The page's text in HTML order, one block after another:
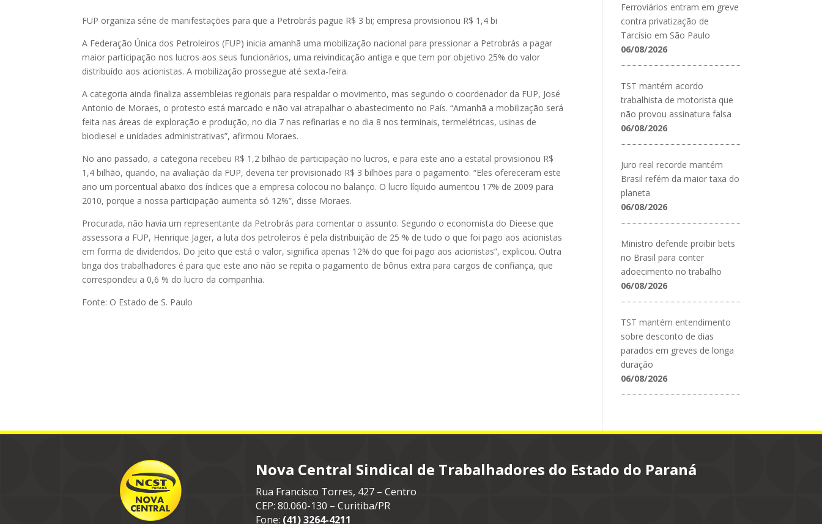
FUP organiza série de manifestações para que a Petrobrás pague R$ 3 bi; empresa provisionou R$ 1,4 bi
A Federação Única dos Petroleiros (FUP) inicia amanhã uma mobilização nacional para pressionar a Petrobrás a pagar
maior participação nos lucros aos seus funcionários, uma reivindicação antiga e que tem por objetivo 25% do valor
distribuído aos acionistas. A mobilização prossegue até sexta-feira.
A categoria ainda finaliza assembleias regionais para respaldar o movimento, mas segundo o coordenador da FUP, José
Antonio de Moraes, o protesto está marcado e não vai atrapalhar o abastecimento no País. “Amanhã a mobilização será
feita nas áreas de exploração e produção, no dia 7 nas refinarias e no dia 8 nos terminais, termelétricas, usinas de
biodiesel e unidades administrativas”, afirmou Moraes.
No ano passado, a categoria recebeu R$ 1,2 bilhão de participação no lucros, e para este ano a estatal provisionou R$
1,4 bilhão, quando, na avaliação da FUP, deveria ter provisionado R$ 3 bilhões para o pagamento. “Eles ofereceram este
ano um porcentual abaixo dos índices que a empresa colocou no balanço. O lucro líquido aumentou 17% de 2009 para
2010, porque a nossa participação aumenta só 12%”, disse Moraes.
Procurada, não havia um representante da Petrobrás para comentar o assunto. Segundo o economista do Dieese que
assessora a FUP, Henrique Jager, a luta dos petroleiros é pela distribuição de 25 % de tudo o que foi pago aos acionistas
em forma de dividendos. Do jeito que está o valor, significa apenas 12% do que foi pago aos acionistas”, explicou. Outra
briga dos trabalhadores é para que este ano não se repita o pagamento de bônus extra para cargos de confiança, que
correspondeu a 0,6 % do lucro da companhia.
Fonte: O Estado de S. Paulo
Ferroviários entram em greve
contra privatização de
Tarcísio em São Paulo
06/08/2026
TST mantém acordo
trabalhista de motorista que
não provou assinatura falsa
06/08/2026
Juro real recorde mantém
Brasil refém da maior taxa do
planeta
06/08/2026
Ministro defende proibir bets
no Brasil para conter
adoecimento no trabalho
06/08/2026
TST mantém entendimento
sobre desconto de dias
parados em greves de longa
duração
06/08/2026
Nova Central Sindical de Trabalhadores do Estado do Paraná
Rua Francisco Torres, 427 – Centro
CEP: 80.060-130 – Curitiba/PR
Fone: (41) 3264-4211